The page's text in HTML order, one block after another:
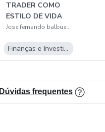
TRADER COMO
ESTILO DE VIDA
Jose fernando balbuena dutra
Finanças e Investimentos
Dúvidas frequentes